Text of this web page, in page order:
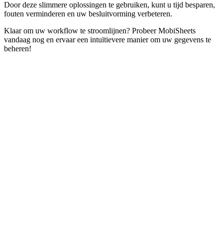
Door deze slimmere oplossingen te gebruiken, kunt u tijd besparen,
fouten verminderen en uw besluitvorming verbeteren.
Klaar om uw workflow te stroomlijnen? Probeer MobiSheets
vandaag nog en ervaar een intuïtievere manier om uw gegevens te
beheren!